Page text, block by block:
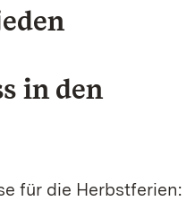
in den
für die Herbstferien: